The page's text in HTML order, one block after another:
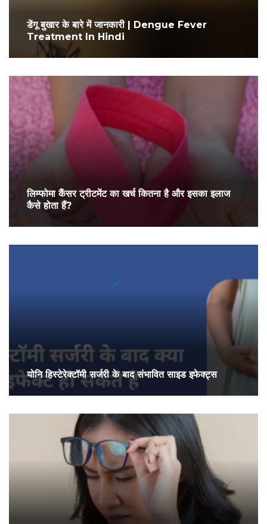
डेंगू बुखार के बारे में जानकारी | Dengue Fever
Treatment In Hindi
लिम्फोमा कैंसर ट्रीटमेंट का खर्च कितना है और इसका इलाज
कैसे होता हैं?
योनि हिस्टेरेक्टॉमी सर्जरी के बाद संभावित साइड इफेक्ट्स